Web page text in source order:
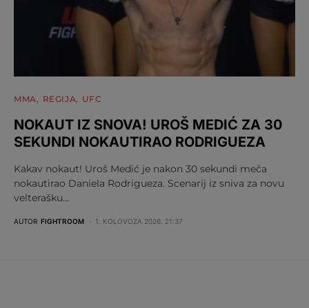
MMA REGIJA UFC
NOKAUT IZ SNOVA! UROŠ MEDIĆ ZA 30
SEKUNDI NOKAUTIRAO RODRIGUEZA
Kakav nokaut! Uroš Medić je nakon 30 sekundi meča
nokautirao Daniela Rodrigueza. Scenarij iz sniva za novu
velterašku…
AUTOR FIGHTROOM 1. KOLOVOZA 2026. 21:37